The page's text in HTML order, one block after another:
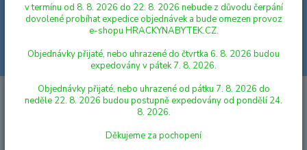
Menu
Hledat
VLÁČKY A VLÁČKODRÁHY
VLÁČKY A VLÁČKODRÁHY
v termínu od 8. 8. 2026 do 22. 8. 2026 nebude z důvodu čerpání
dovolené probíhat expedice objednávek a bude omezen provoz
e-shopu HRACKYNABYTEK.CZ.
Objednávky přijaté, nebo uhrazené do čtvrtka 6. 8. 2026 budou
expedovány v pátek 7. 8. 2026.
Objednávky přijaté, nebo uhrazené od pátku 7. 8. 2026 do
neděle 22. 8. 2026 budou postupně expedovány od pondělí 24.
8. 2026.
Děkujeme za pochopení